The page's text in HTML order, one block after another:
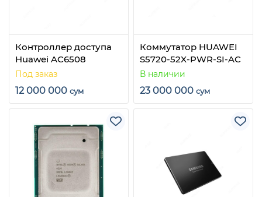
Контроллер доступа
Huawei AC6508
Под заказ
12 000 000 сум
Коммутатор HUAWEI
S5720-52X-PWR-SI-AC
В наличии
23 000 000 сум